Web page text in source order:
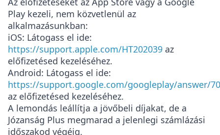
Play kezeli, nem közvetlenül az
alkalmazásunkban:
iOS: Látogass el ide:
https://support.apple.com/HT202039 az
előfizetésed kezeléséhez.
Android: Látogass el ide:
https://support.google.com/googleplay/answer/
az előfizetésed kezeléséhez.
A lemondás leállítja a jövőbeli díjakat, de a
Józanság Plus megmarad a jelenlegi számlázási
időszakod végéig.